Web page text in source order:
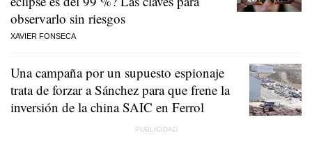
observarlo sin riesgos
XAVIER FONSECA
Una campaña por un supuesto espionaje
trata de forzar a Sánchez para que frene la
inversión de la china SAIC en Ferrol